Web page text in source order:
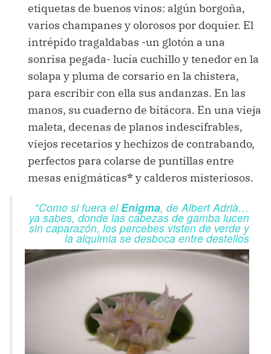
etiquetas de buenos vinos: algún borgoña,
varios champanes y olorosos por doquier. El
intrépido tragaldabas -un glotón a una
sonrisa pegada- lucía cuchillo y tenedor en la
solapa y pluma de corsario en la chistera,
para escribir con ella sus andanzas. En las
manos, su cuaderno de bitácora. En una vieja
maleta, decenas de planos indescifrables,
viejos recetarios y hechizos de contrabando,
perfectos para colarse de puntillas entre
mesas enigmáticas* y calderos misteriosos.
*Como si fuera el Enigma, de Albert Adrià…
ya sabes, donde las cabezas de gamba lucen
sin caparazón, los percebes visten de verde y
la alquimia se desboca entre destellos